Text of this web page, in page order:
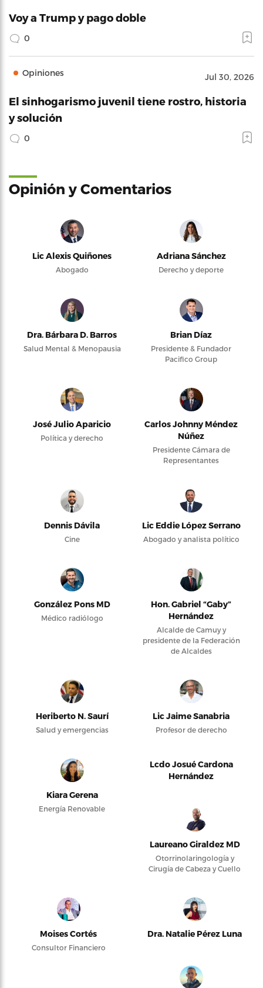
Voy a Trump y pago doble
0
Opiniones Jul 30, 2026
El sinhogarismo juvenil tiene rostro, historia
y solución
0
Opinión y Comentarios
Lic Alexis Quiñones
Abogado
Adriana Sánchez
Derecho y deporte
Dra. Bárbara D. Barros
Salud Mental & Menopausia
Brian Díaz
Presidente & Fundador
Pacifico Group
José Julio Aparicio
Política y derecho
Carlos Johnny Méndez
Núñez
Presidente Cámara de
Representantes
Dennis Dávila
Cine
Lic Eddie López Serrano
Abogado y analista político
González Pons MD
Médico radiólogo
Hon. Gabriel “Gaby”
Hernández
Alcalde de Camuy y
presidente de la Federación
de Alcaldes
Heriberto N. Saurí
Salud y emergencias
Lic Jaime Sanabria
Profesor de derecho
Kiara Gerena
Energía Renovable
Lcdo Josué Cardona
Hernández
Laureano Giraldez MD
Otorrinolaringología y
Cirugía de Cabeza y Cuello
Moises Cortés
Consultor Financiero
Dra. Natalie Pérez Luna